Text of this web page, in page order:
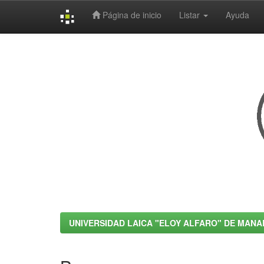
Página de inicio Listar Ayuda
UNIVERSIDAD LAICA "ELOY ALFARO" DE